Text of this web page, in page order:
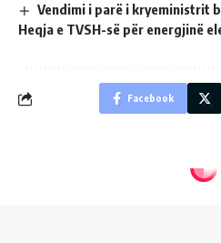
Vendimi i parë i kryeministrit
Heqja e TVSH-së për energjinë
Facebook